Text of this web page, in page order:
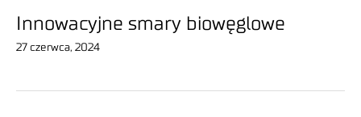
Innowacyjne smary biowęglowe
27 czerwca, 2024